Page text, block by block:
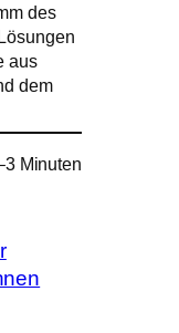
des
aus
dem
Minuten